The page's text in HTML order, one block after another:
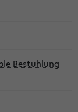
Bestuhlung